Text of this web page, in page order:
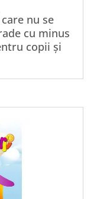
nu se
cu minus
copii și